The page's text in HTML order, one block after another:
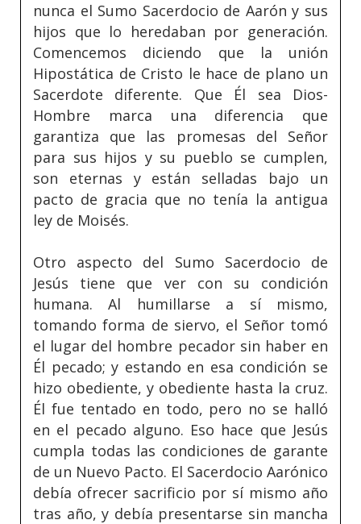
nunca el Sumo Sacerdocio de Aarón y sus
hijos que lo heredaban por generación.
Comencemos diciendo que la unión
Hipostática de Cristo le hace de plano un
Sacerdote diferente. Que Él sea Dios-
Hombre marca una diferencia que
garantiza que las promesas del Señor
para sus hijos y su pueblo se cumplen,
son eternas y están selladas bajo un
pacto de gracia que no tenía la antigua
ley de Moisés.
Otro aspecto del Sumo Sacerdocio de
Jesús tiene que ver con su condición
humana. Al humillarse a sí mismo,
tomando forma de siervo, el Señor tomó
el lugar del hombre pecador sin haber en
Él pecado; y estando en esa condición se
hizo obediente, y obediente hasta la cruz.
Él fue tentado en todo, pero no se halló
en el pecado alguno. Eso hace que Jesús
cumpla todas las condiciones de garante
de un Nuevo Pacto. El Sacerdocio Aarónico
debía ofrecer sacrificio por sí mismo año
tras año, y debía presentarse sin mancha